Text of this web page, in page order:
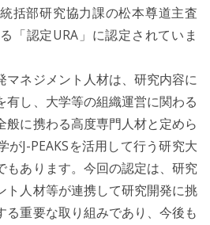
括部研究協力課の松本尊道主査
「認定URA」に認定されていま
ネジメント人材は、研究内容に
有し、大学等の組織運営に関わる
般に携わる高度専門人材と定めら
がJ-PEAKSを活用して行う研究大
もあります。今回の認定は、研究
ト人材等が連携して研究開発に挑
る重要な取り組みであり、今後も